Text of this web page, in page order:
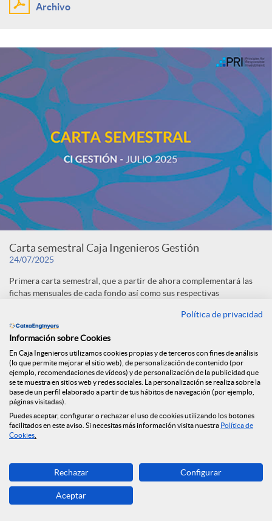
Archivo
Carta semestral Caja Ingenieros Gestión
24/07/2025
Primera carta semestral, que a partir de ahora complementará las
fichas mensuales de cada fondo así como sus respectivas
Descargar
Archivo
F
Política de privacidad
Información sobre Cookies
En Caja Ingenieros utilizamos cookies propias y de terceros con fines de análisis
(lo que permite mejorar el sitio web), de personalización de contenido (por
ejemplo, recomendaciones de vídeos) y de personalización de la publicidad que
se te muestra en sitios web y redes sociales. La personalización se realiza sobre la
base de un perfil elaborado a partir de tus hábitos de navegación (por ejemplo,
páginas visitadas).
Puedes aceptar, configurar o rechazar el uso de cookies utilizando los botones
facilitados en este aviso. Si necesitas más información visita nuestra Política de
Cookies
Rechazar Configurar
Aceptar